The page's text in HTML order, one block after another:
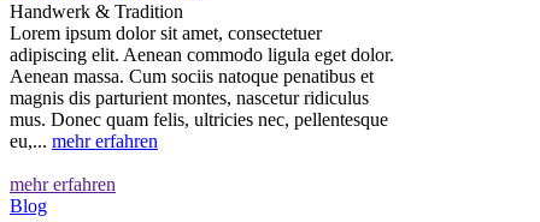
Handwerk & Tradition
Lorem ipsum dolor sit amet, consectetuer
adipiscing elit. Aenean commodo ligula eget dolor.
Aenean massa. Cum sociis natoque penatibus et
magnis dis parturient montes, nascetur ridiculus
mus. Donec quam felis, ultricies nec, pellentesque
eu,... mehr erfahren
mehr erfahren
Blog